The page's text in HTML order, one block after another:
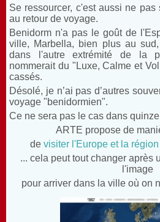
Se ressourcer, c'est aussi ne
au retour de voyage.
Benidorm n'a pas le goût de
ville, Marbella, bien plus au
dans l'autre extrémité de la
nommerait du "Luxe, Calme et
cassés.
Désolé, je n’ai pas d’autres
voyage "benidormien".
Ce ne sera pas le cas dans
ARTE propose de
de visiter l'Europe et la
... cela peut tout changer après
l'image
pour arriver dans la ville où on